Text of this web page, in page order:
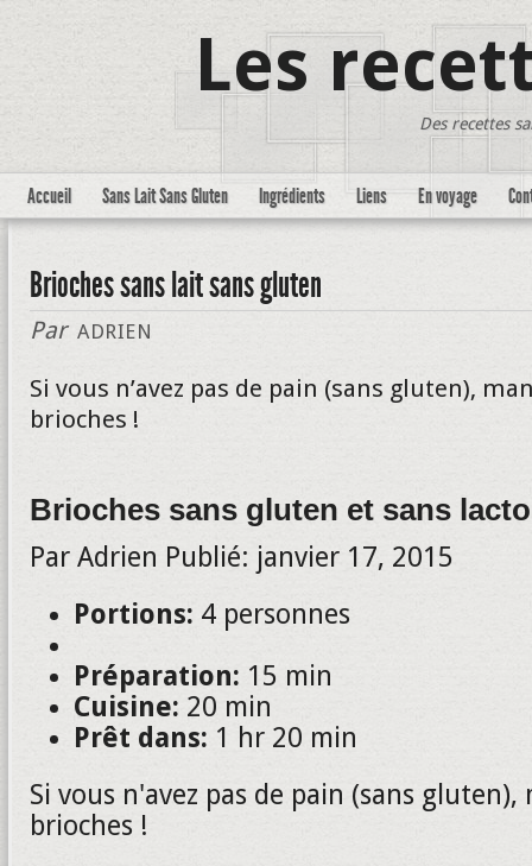
Les
Des recettes
Accueil Sans Lait Sans Gluten Ingrédients Liens En voyage
Brioches sans lait sans gluten
Par ADRIEN
Si vous n’avez pas de pain (sans gluten),
brioches !
Brioches sans gluten et sans
Par Adrien Publié: janvier 17, 2015
Portions: 4 personnes
Préparation: 15 min
Cuisine: 20 min
Prêt dans: 1 hr 20 min
Si vous n'avez pas de pain (sans gluten),
brioches !